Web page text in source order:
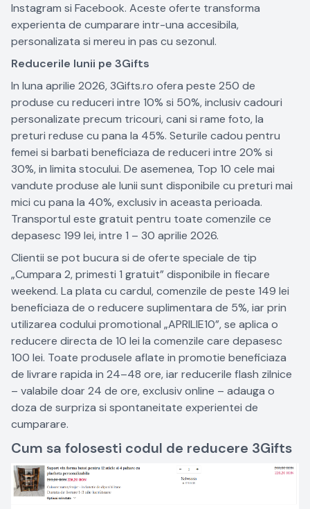
Instagram si Facebook. Aceste oferte transforma
experienta de cumparare intr-una accesibila,
personalizata si mereu in pas cu sezonul.
Reducerile lunii pe 3Gifts
In luna aprilie 2026, 3Gifts.ro ofera peste 250 de
produse cu reduceri intre 10% si 50%, inclusiv cadouri
personalizate precum tricouri, cani si rame foto, la
preturi reduse cu pana la 45%. Seturile cadou pentru
femei si barbati beneficiaza de reduceri intre 20% si
30%, in limita stocului. De asemenea, Top 10 cele mai
vandute produse ale lunii sunt disponibile cu preturi mai
mici cu pana la 40%, exclusiv in aceasta perioada.
Transportul este gratuit pentru toate comenzile ce
depasesc 199 lei, intre 1 – 30 aprilie 2026.
Clientii se pot bucura si de oferte speciale de tip
„Cumpara 2, primesti 1 gratuit” disponibile in fiecare
weekend. La plata cu cardul, comenzile de peste 149 lei
beneficiaza de o reducere suplimentara de 5%, iar prin
utilizarea codului promotional „APRILIE10”, se aplica o
reducere directa de 10 lei la comenzile care depasesc
100 lei. Toate produsele aflate in promotie beneficiaza
de livrare rapida in 24–48 ore, iar reducerile flash zilnice
– valabile doar 24 de ore, exclusiv online – adauga o
doza de surpriza si spontaneitate experientei de
cumparare.
Cum sa folosesti codul de reducere 3Gifts